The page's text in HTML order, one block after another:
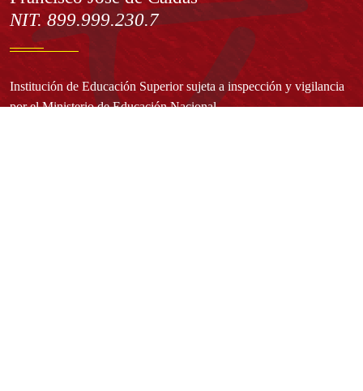
NIT. 899.999.230.7
Institución de Educación Superior sujeta a inspección y vigilancia
por el Ministerio de Educación Nacional